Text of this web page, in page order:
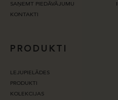
SAŅEMT PIEDĀVĀJUMU
KONTAKTI
PRODUKTI
LEJUPIELĀDES
PRODUKTI
KOLEKCIJAS